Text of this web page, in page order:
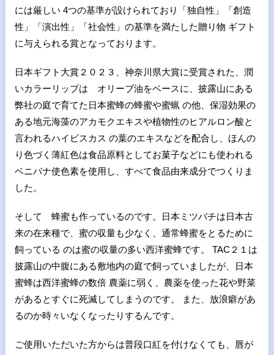
には厳しい 4つの基準が設けられており「独自性」「創造
性」「演出性」「社会性」の基準を満たした贈り物 ギフト
に与えられる賞となっております。
日本ギフト大賞２０２３、神奈川県大賞に受賞された、潤
いカラーリップは オリーブ油をベースに、披露山にある
弊社の庭で育てた日本蜜蜂の蜂蜜や蜜蝋 の他、保湿効果の
ある地元海藻のアカモクエキスや植物性のヒアルロン酸と
言われるハイビスカス の葉のエキスなどを配合し、ほんの
り色づく薄紅色は食品原料としてお菓子などにも使われる
ベニバナ使色素を使用し、すべて食品由来成分でつくりま
した。
そして 蜂蜜も作っているのです。日本ミツバチは日本古
来の在来種で、蜜の収量も少なく、通常蜂蜜をとるために
飼っている のは蜜の収量の多い西洋蜜蜂です。 TAC２１は
披露山の中腹にある敷地内の庭で飼っていましたが、日本
蜜蜂は西洋蜜蜂の数倍 農薬に弱く、農薬を使った花や野菜
があるとすぐに死滅してしまうのです。 また、放浪癖があ
るのか時々いなくなったりするんです。
ご使用いただいた方からは普段口紅を付けなくても、唇が